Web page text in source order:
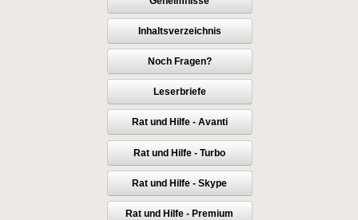
Inhaltsverzeichnis
Noch Fragen?
Leserbriefe
Rat und Hilfe - Avanti
Rat und Hilfe - Turbo
Rat und Hilfe - Skype
Rat und Hilfe - Premium